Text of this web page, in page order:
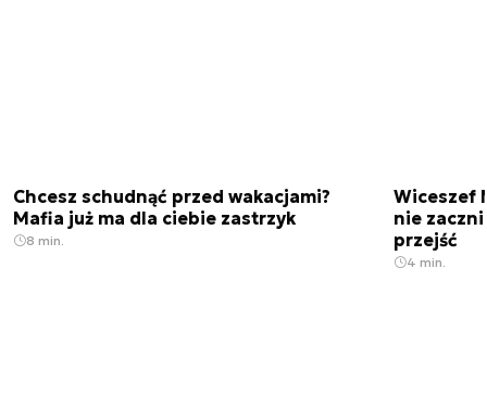
Chcesz schudnąć przed wakacjami?
Mafia już ma dla ciebie zastrzyk
8 min.
Wiceszef
nie
przejść
4 min.